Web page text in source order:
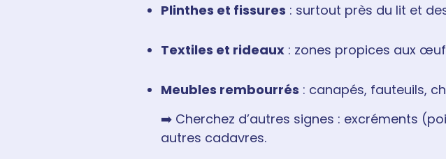
Plinthes et fissures : surtout près du lit et
Textiles et rideaux : zones propices aux
Meubles rembourrés : canapés, fauteuils,
➡️ Cherchez d’autres signes : excréments
autres cadavres.